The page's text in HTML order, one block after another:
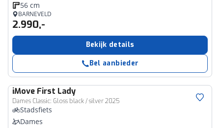
56 cm
BARNEVELD
2.990,-
Bekijk details
Bel aanbieder
iMove First Lady
Dames Classic: Gloss black / silver 2025
Stadsfiets
Dames